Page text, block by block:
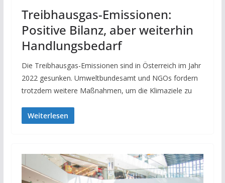
Treibhausgas-Emissionen:
Positive Bilanz, aber weiterhin
Handlungsbedarf
Die Treibhausgas-Emissionen sind in Österreich im Jahr
2022 gesunken. Umweltbundesamt und NGOs fordern
trotzdem weitere Maßnahmen, um die Klimaziele zu
Weiterlesen